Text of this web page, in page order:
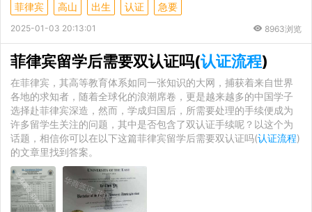
菲律宾 高山 出生 认证 急要
2025-01-03 20:13:01 8963浏览
菲律宾留学后需要双认证吗(认证流程)
在菲律宾，其高等教育体系如同一张知识的大网，捕获着来自世界
各地的求知者，随着全球化的浪潮席卷，更是越来越多的中国学子
选择赴菲律宾深造，然而，学成归国后，所需要处理的手续便成为
许多留学生关注的问题，其中是否包含了双认证手续呢？以这个为
话题，相信你可以在以下这篇菲律宾留学后需要双认证吗(认证流程)
的文章里找到答案。